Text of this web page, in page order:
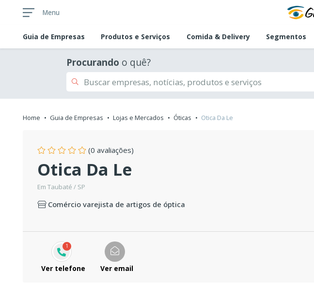
Menu
Guia de Empresas Produtos e Serviços Comida & Delivery Segmentos
Procurando o quê?
Home Guia de Empresas Lojas e Mercados Óticas Otica Da Le
(0 avaliações)
Otica Da Le
Em Taubaté / SP
Comércio varejista de artigos de óptica
1
Ver telefone Ver email